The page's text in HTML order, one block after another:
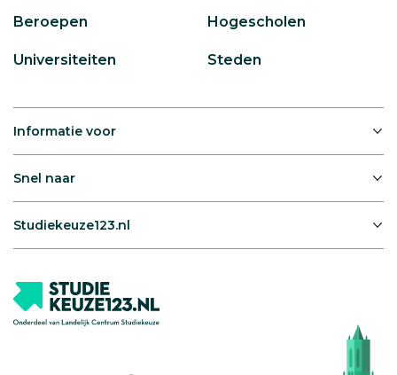
Beroepen Hogescholen
Universiteiten Steden
Informatie voor
Snel naar
Studiekeuze123.nl